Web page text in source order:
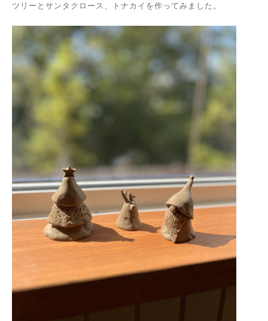
ツリーとサンタクロース、トナカイを作ってみました。